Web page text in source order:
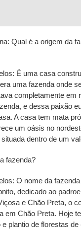
Qual é a origem da
É uma casa
uma fazenda onde
completamente em
e dessa paixão
A casa tem mata
um oásis no
dentro de um
fazenda?
O nome da
dedicado ao
e Chão Preta, o
em Chão Preta. Hoje
plantio de florestas de